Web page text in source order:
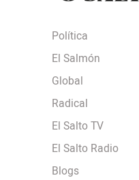
Política
El Salmón
Global
Radical
El Salto TV
El Salto Radio
Blogs